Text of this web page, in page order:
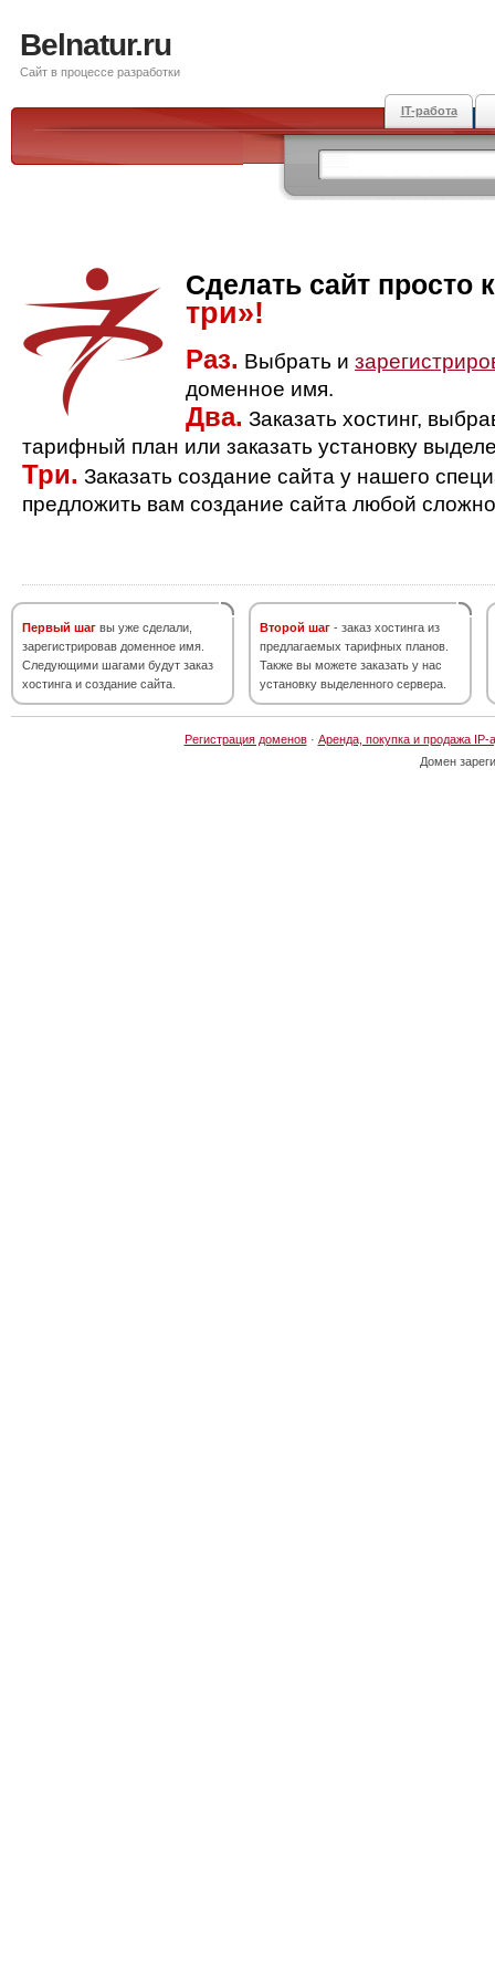
Belnatur.ru
Сайт в процессе разработки
IT-работа
Сделать сайт просто
три»!
Раз. Выбрать и
доменное имя.
Два. Заказать хостинг,
тарифный план или заказать установку
Три. Заказать создание сайта у нашего
предложить вам создание сайта любой
Первый шаг вы уже сделали,
зарегистрировав доменное имя.
Следующими шагами будут заказ
хостинга и создание сайта.
Второй шаг - заказ хостинга из
предлагаемых тарифных планов.
Также вы можете заказать у нас
установку выделенного сервера.
Регистрация доменов· Аренда, покупка и продажа IP-
Домен